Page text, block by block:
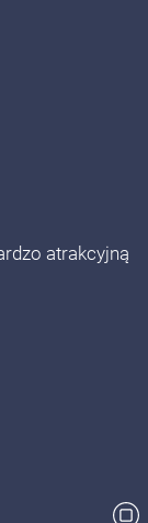
atrakcyjną